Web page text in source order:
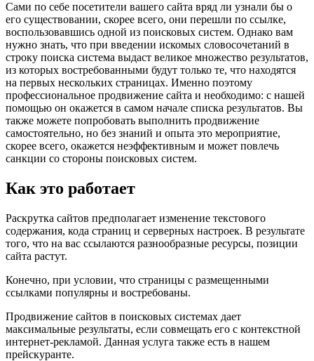
Сами по себе посетители вашего сайта вряд ли узнали бы о
его существовании, скорее всего, они перешли по ссылке,
воспользовавшись одной из поисковых систем. Однако вам
нужно знать, что при введении искомых словосочетаний в
строку поиска система выдаст великое множество результатов,
из которых востребованными будут только те, что находятся
на первых нескольких страницах. Именно поэтому
профессиональное продвижение сайта и необходимо: с нашей
помощью он окажется в самом начале списка результатов. Вы
также можете попробовать выполнить продвижение
самостоятельно, но без знаний и опыта это мероприятие,
скорее всего, окажется неэффективным и может повлечь
санкции со стороны поисковых систем.
Как это работает
Раскрутка сайтов предполагает изменение текстового
содержания, кода страниц и серверных настроек. В результате
того, что на вас ссылаются разнообразные ресурсы, позиции
сайта растут.
Конечно, при условии, что страницы с размещенными
ссылками популярны и востребованы.
Продвижение сайтов в поисковых системах дает
максимальные результаты, если совмещать его с контекстной
интернет-рекламой. Данная услуга также есть в нашем
прейскуранте.